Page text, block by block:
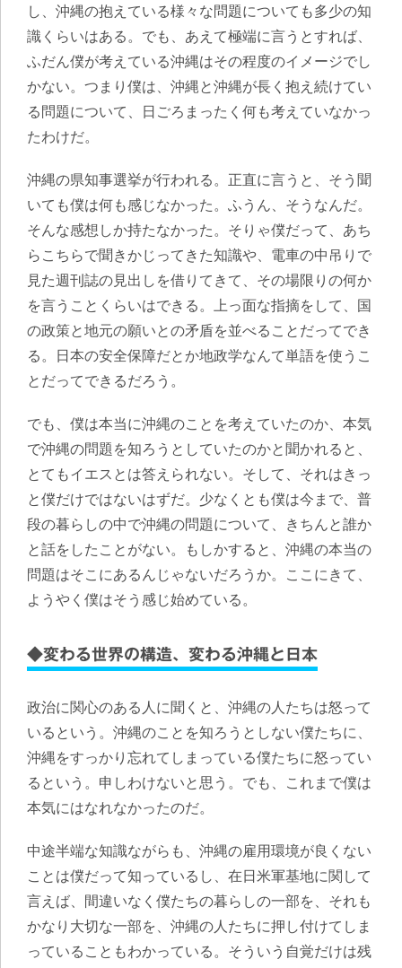
し、沖縄の抱えている様々な問題についても多少の知
識くらいはある。でも、あえて極端に言うとすれば、
ふだん僕が考えている沖縄はその程度のイメージでし
かない。つまり僕は、沖縄と沖縄が長く抱え続けてい
る問題について、日ごろまったく何も考えていなかっ
たわけだ。
沖縄の県知事選挙が行われる。正直に言うと、そう聞
いても僕は何も感じなかった。ふうん、そうなんだ。
そんな感想しか持たなかった。そりゃ僕だって、あち
らこちらで聞きかじってきた知識や、電車の中吊りで
見た週刊誌の見出しを借りてきて、その場限りの何か
を言うことくらいはできる。上っ面な指摘をして、国
の政策と地元の願いとの矛盾を並べることだってでき
る。日本の安全保障だとか地政学なんて単語を使うこ
とだってできるだろう。
でも、僕は本当に沖縄のことを考えていたのか、本気
で沖縄の問題を知ろうとしていたのかと聞かれると、
とてもイエスとは答えられない。そして、それはきっ
と僕だけではないはずだ。少なくとも僕は今まで、普
段の暮らしの中で沖縄の問題について、きちんと誰か
と話をしたことがない。もしかすると、沖縄の本当の
問題はそこにあるんじゃないだろうか。ここにきて、
ようやく僕はそう感じ始めている。
◆変わる世界の構造、変わる沖縄と日本
政治に関心のある人に聞くと、沖縄の人たちは怒って
いるという。沖縄のことを知ろうとしない僕たちに、
沖縄をすっかり忘れてしまっている僕たちに怒ってい
るという。申しわけないと思う。でも、これまで僕は
本気にはなれなかったのだ。
中途半端な知識ながらも、沖縄の雇用環境が良くない
ことは僕だって知っているし、在日米軍基地に関して
言えば、間違いなく僕たちの暮らしの一部を、それも
かなり大切な一部を、沖縄の人たちに押し付けてしま
っていることもわかっている。そういう自覚だけは残